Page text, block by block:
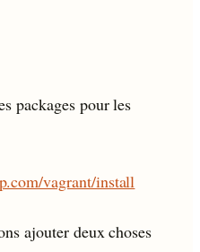
packages pour les
vagrant/install
ajouter deux choses